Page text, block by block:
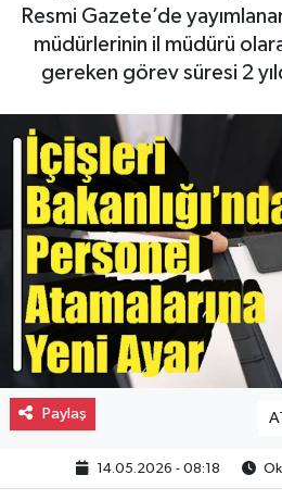
Resmi Gazete’de
müdürlerinin il müdürü
gereken görev süresi 2
Paylaş A-
14.05.2026 - 08:18
Asayiş
Gayrimenkul
Spor
Eğitim